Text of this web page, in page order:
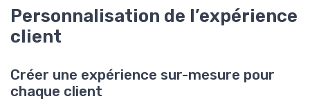
Personnalisation de l’expérience
client
Créer une expérience sur-mesure pour
chaque client